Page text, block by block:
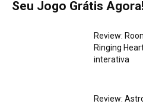
Seu Jogo Grátis Agora!
Review:
Ringing
interativa
Review: